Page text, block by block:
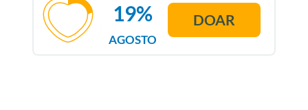
AGOSTO
19% DOAR